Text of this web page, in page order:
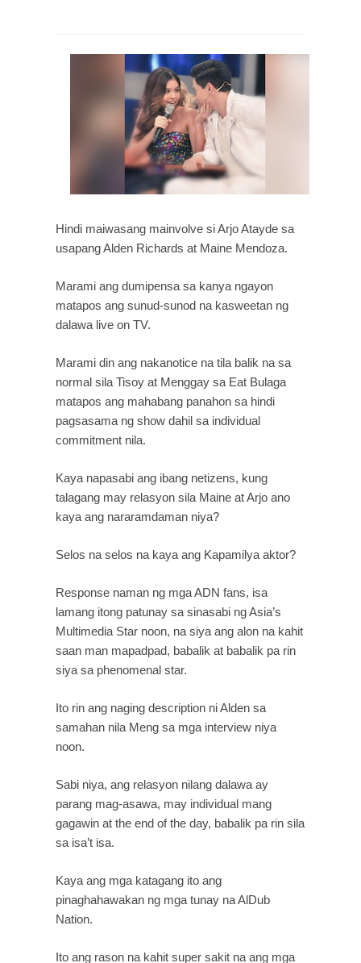
Hindi maiwasang mainvolve si Arjo Atayde sa
usapang Alden Richards at Maine Mendoza.
Marami ang dumipensa sa kanya ngayon
matapos ang sunud-sunod na kasweetan ng
dalawa live on TV.
Marami din ang nakanotice na tila balik na sa
normal sila Tisoy at Menggay sa Eat Bulaga
matapos ang mahabang panahon sa hindi
pagsasama ng show dahil sa individual
commitment nila.
Kaya napasabi ang ibang netizens, kung
talagang may relasyon sila Maine at Arjo ano
kaya ang nararamdaman niya?
Selos na selos na kaya ang Kapamilya aktor?
Response naman ng mga ADN fans, isa
lamang itong patunay sa sinasabi ng Asia’s
Multimedia Star noon, na siya ang alon na kahit
saan man mapadpad, babalik at babalik pa rin
siya sa phenomenal star.
Ito rin ang naging description ni Alden sa
samahan nila Meng sa mga interview niya
noon.
Sabi niya, ang relasyon nilang dalawa ay
parang mag-asawa, may individual mang
gagawin at the end of the day, babalik pa rin sila
sa isa’t isa.
Kaya ang mga katagang ito ang
pinaghahawakan ng mga tunay na AlDub
Nation.
Ito ang rason na kahit super sakit na ang mga